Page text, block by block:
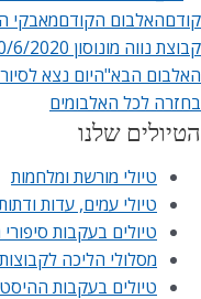
קודםהאלבום הקודםמאבקי
קבוצת נווה מונוסון 20/6/2020
האלבום הבא"היום נצא לסיור
בחזרה לכל האלבומים
הטיולים שלנו
טיולי מורשת ומלחמות
טיולי עמים, עדות
טיולים בעקבות
מסלולי הליכה
טיולים בעקבות